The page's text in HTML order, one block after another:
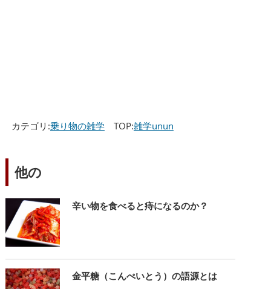
カテゴリ:乗り物の雑学TOP:雑学unun
他の
辛い物を食べると痔になるのか？
金平糖（こんぺいとう）の語源とは